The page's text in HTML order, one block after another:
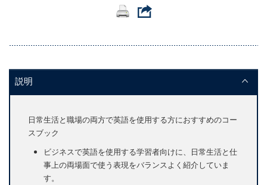
説明
日常生活と職場の両方で英語を使用する方におすすめのコー
スブック
ビジネスで英語を使用する学習者向けに、日常生活と仕
事上の両場面で使う表現をバランスよく紹介していま
す。